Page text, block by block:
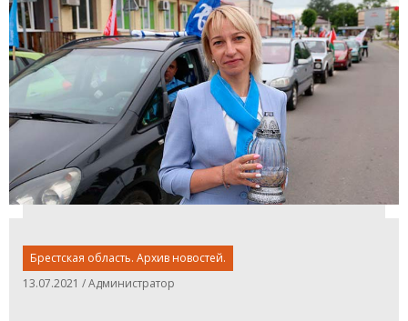
Брестская область. Архив новостей.
13.07.2021 / Администратор